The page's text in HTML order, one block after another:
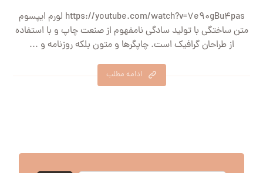
https://youtube.com/watch?v=7e90gBu4pas لورم ایپسوم
متن ساختگی با تولید سادگی نامفهوم از صنعت چاپ و با استفاده
از طراحان گرافیک است. چاپگرها و متون بلکه روزنامه و ...
ادامه مطلب